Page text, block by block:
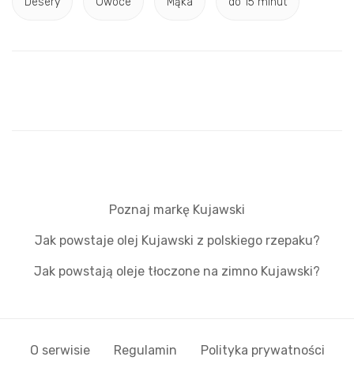
Poznaj markę Kujawski
Jak powstaje olej Kujawski z polskiego rzepaku?
Jak powstają oleje tłoczone na zimno Kujawski?
O serwisie Regulamin Polityka prywatności